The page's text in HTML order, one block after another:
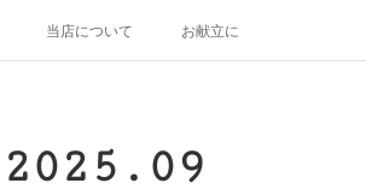
当店について お献立に
2025 . 09